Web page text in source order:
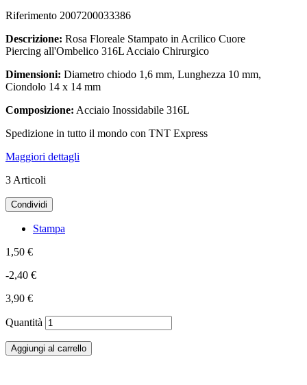
Riferimento 2007200033386
Descrizione: Rosa Floreale Stampato in Acrilico Cuore
Piercing all'Ombelico 316L Acciaio Chirurgico
Dimensioni: Diametro chiodo 1,6 mm, Lunghezza 10 mm,
Ciondolo 14 x 14 mm
Composizione: Acciaio Inossidabile 316L
Spedizione in tutto il mondo con TNT Express
Maggiori dettagli
3 Articoli
Condividi
Stampa
1,50 €
-2,40 €
3,90 €
Quantità
Aggiungi al carrello